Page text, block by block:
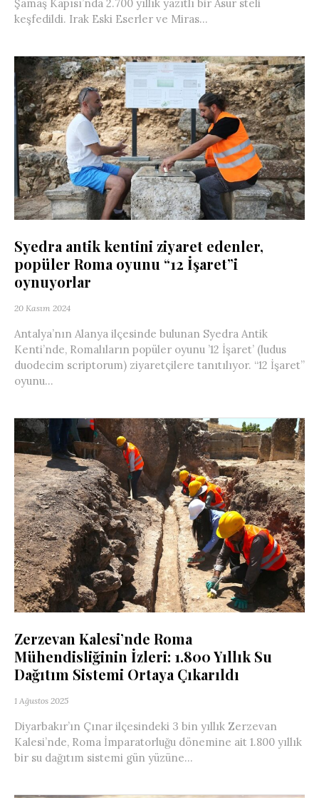
Şamaş Kapısı’nda 2.700 yıllık yazıtlı bir Asur steli
keşfedildi. Irak Eski Eserler ve Miras...
Syedra antik kentini ziyaret edenler,
popüler Roma oyunu “12 İşaret”i
oynuyorlar
20 Kasım 2024
Antalya’nın Alanya ilçesinde bulunan Syedra Antik
Kenti’nde, Romalıların popüler oyunu ’12 İşaret’ (ludus
duodecim scriptorum) ziyaretçilere tanıtılıyor. “12 İşaret”
oyunu...
Zerzevan Kalesi’nde Roma
Mühendisliğinin İzleri: 1.800 Yıllık Su
Dağıtım Sistemi Ortaya Çıkarıldı
1 Ağustos 2025
Diyarbakır’ın Çınar ilçesindeki 3 bin yıllık Zerzevan
Kalesi’nde, Roma İmparatorluğu dönemine ait 1.800 yıllık
bir su dağıtım sistemi gün yüzüne...